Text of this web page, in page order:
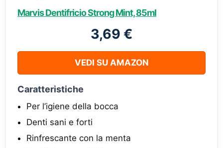
Marvis Dentifricio Strong Mint, 85ml
3,69 €
VEDI SU AMAZON
Caratteristiche
Per l’igiene della bocca
Denti sani e forti
Rinfrescante con la menta